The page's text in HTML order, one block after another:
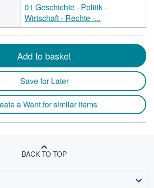
01 Geschichte - Politik -
Wirtschaft - Rechte -...
Add to basket
Save for Later
a Want for similar items
BACK TO TOP